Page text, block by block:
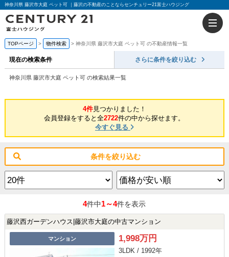
神奈川県 藤沢市大庭 ペット可 ｜藤沢の不動産のことならセンチュリー21富士ハウジング
TOPページ 物件検索 神奈川県 藤沢市大庭 ペット可 の不動産情報一覧
現在の検索条件 さらに条件を絞り込む
神奈川県 藤沢市大庭 ペット可 の検索結果一覧
4件見つかりました！
会員登録をすると全2722件の中から探せます。
今すぐ見る
条件を絞り込む
4件中1～4件を表示
藤沢西ガーデンハウス|藤沢市大庭の中古マンション
マンション 1,998万円
3LDK / 1992年